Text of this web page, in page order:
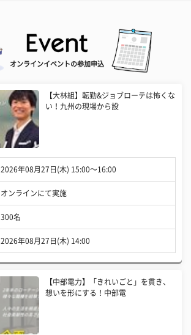
オンラインイベントの参加申込
【大林組】転勤&ジョブローテは怖くな
い！九州の現場から設
2026年08月27日(木) 15:00〜16:00
オンラインにて実施
300名
2026年08月27日(木) 14:00
【中部電力】「きれいごと」を貫き、
想いを形にする！中部電